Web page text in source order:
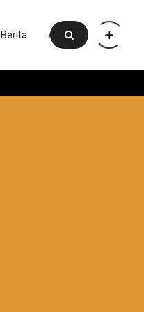
Berita Artikel